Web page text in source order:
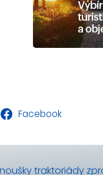
Facebook
traktoriády